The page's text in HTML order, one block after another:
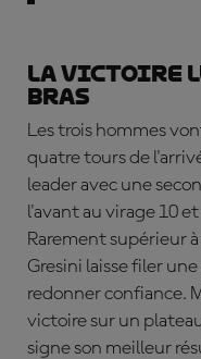
La victoire
bras
Les trois hommes
quatre tours de
leader avec une
l'avant au virage 10
Rarement supérieur
Gresini laisse filer
redonner confiance.
victoire sur un
signe son meilleur